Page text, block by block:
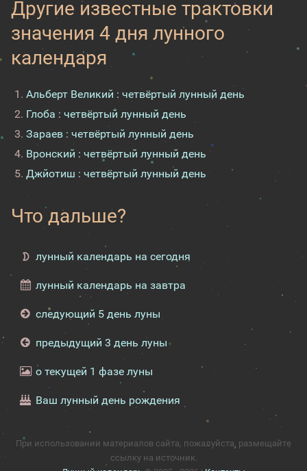
Другие известные трактовки
значения 4 дня лунного
календаря
Альберт Великий : четвёртый лунный день
Глоба : четвёртый лунный день
Зараев : четвёртый лунный день
Вронский : четвёртый лунный день
Джйотиш : четвёртый лунный день
Что дальше?
лунный календарь на сегодня
лунный календарь на завтра
следующий 5 день луны
предыдущий 3 день луны
о текущей 1 фазе луны
Ваш лунный день рождения
При использовании материалов сайта, пожалуйста, размещайте
ссылку на источник.